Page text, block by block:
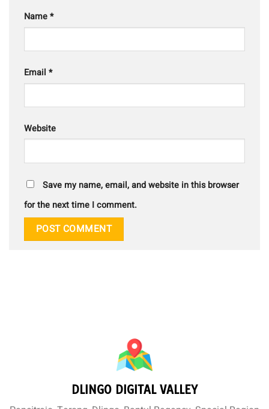
Name*
Email *
Website
Save my name, email, and website in this browser
for the next time I comment.
DLINGO DIGITAL VALLEY